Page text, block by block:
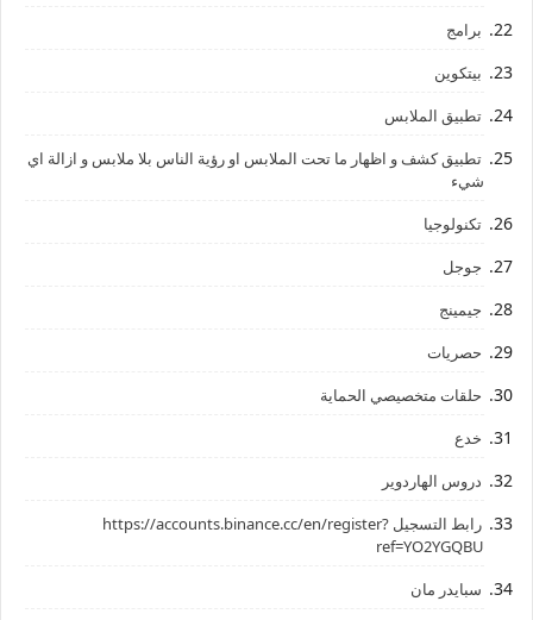
برامج
بيتكوين
تطبيق الملابس
تطبيق كشف و اظهار ما تحت الملابس او رؤية الناس بلا ملابس و ازالة اي
شيء
تكنولوجيا
جوجل
جيمينج
حصريات
حلقات متخصيصي الحماية
خدع
دروس الهاردوير
رابط ‏التسجيل ‏https://accounts.binance.cc/en/register?
ref=YO2YGQBU ‏
سبايدر مان